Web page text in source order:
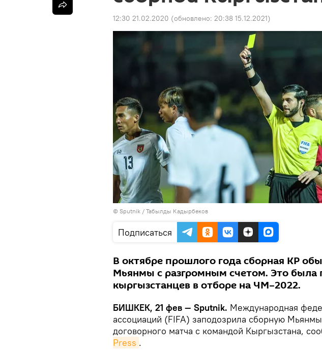
12:30 21.02.2020 (обновлено: 20:38 15.12.2021)
© Sputnik / Табылды Кадырбеков
Подписаться
В октябре прошлого года сборная КР
Мьянмы c разгромным счетом. Это была
кыргызстанцев в отборе на ЧМ–2022.
БИШКЕК, 21 фев — Sputnik. Международная
ассоциаций (FIFA) заподозрила сборную
договорного матча с командой Кыргызстана,
Press .